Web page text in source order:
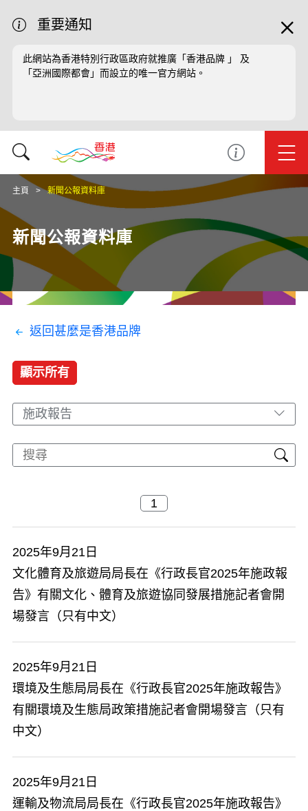
重要通知
此網站為香港特別行政區政府就推廣「香港品牌 」 及
「亞洲國際都會」而設立的唯一官方網站。
主頁 新聞公報資料庫
新聞公報資料庫
返回甚麼是香港品牌
顯示所有
施政報告
2025年9月21日
文化體育及旅遊局局長在《行政長官2025年施政報
告》有關文化、體育及旅遊協同發展措施記者會開
場發言（只有中文）
2025年9月21日
環境及生態局局長在《行政長官2025年施政報告》
有關環境及生態局政策措施記者會開場發言（只有
中文）
2025年9月21日
​運輸及物流局局長在《行政長官2025年施政報告》